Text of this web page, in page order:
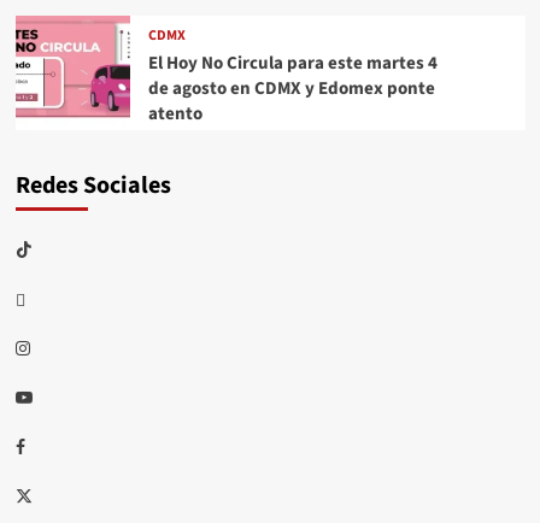
CDMX
El Hoy No Circula para este martes 4
de agosto en CDMX y Edomex ponte
atento
Redes Sociales
TikTok
threads
Instagram
Youtube
Facebook
X